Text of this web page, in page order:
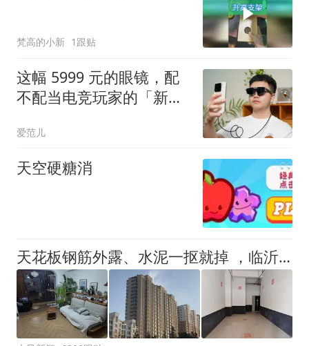
梵高的小新 1跟贴
这幅 5999 元的眼镜，配
不配当电竞玩家的「新装
验
爱范儿
天空硬糖消
天花板钢筋外露、水泥一抠就掉 ，临沂一安置楼交房半年即被鉴定存安全隐患；楼体至今未加固，仍有居民常住